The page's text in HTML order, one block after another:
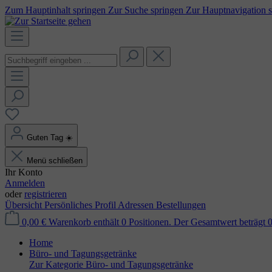
Zum Hauptinhalt springen Zur Suche springen Zur Hauptnavigation
Guten Tag ☀️
Menü schließen
Ihr Konto
Anmelden
oder registrieren
Übersicht Persönliches Profil Adressen Bestellungen
0,00 € Warenkorb enthält 0 Positionen. Der Gesamtwert beträgt
Home
Büro- und Tagungsgetränke
Zur Kategorie Büro- und Tagungsgetränke